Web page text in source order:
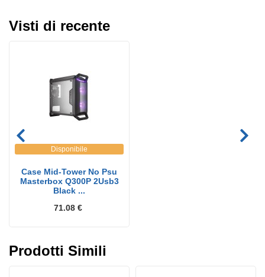
Visti di recente
Disponibile
Case Mid-Tower No Psu
Masterbox Q300P 2Usb3
Black ...
71.08 €
Prodotti Simili